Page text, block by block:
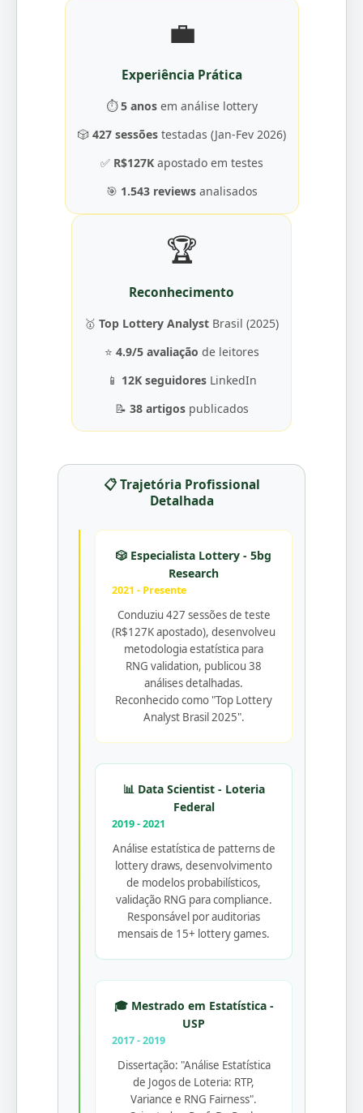
💼
Experiência Prática
⏱️5 anosem análise lottery
🎲 427 sessõestestadas (Jan-Fev 2026)
✅ R$127Kapostado em testes
🎯 1.543 reviewsanalisados
🏆
Reconhecimento
🥇 Top Lottery Analyst Brasil (2025)
⭐ 4.9/5 avaliação de leitores
📱 12K seguidoresLinkedIn
📝 38 artigospublicados
📋 Trajetória Profissional
Detalhada
🎲 Especialista Lottery - 5bg
Research
2021 - Presente
Conduziu 427 sessões de teste
(R$127K apostado), desenvolveu
metodologia estatística para
RNG validation, publicou 38
análises detalhadas.
Reconhecido como "Top Lottery
Analyst Brasil 2025".
📊 Data Scientist - Loteria
Federal
2019 - 2021
Análise estatística de patterns de
lottery draws, desenvolvimento
de modelos probabilísticos,
validação RNG para compliance.
Responsável por auditorias
mensais de 15+ lottery games.
🎓 Mestrado em Estatística -
USP
2017 - 2019
Dissertação: "Análise Estatística
de Jogos de Loteria: RTP,
Variance e RNG Fairness".